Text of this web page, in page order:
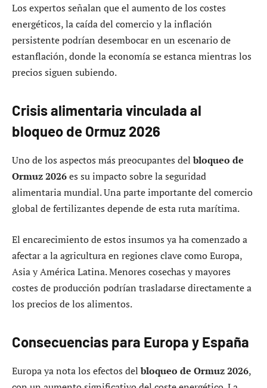
Los expertos señalan que el aumento de los costes
energéticos, la caída del comercio y la inflación
persistente podrían desembocar en un escenario de
estanflación, donde la economía se estanca mientras los
precios siguen subiendo.
Crisis alimentaria vinculada al
bloqueo de Ormuz 2026
Uno de los aspectos más preocupantes delbloqueo de
Ormuz 2026es su impacto sobre la seguridad
alimentaria mundial. Una parte importante del comercio
global de fertilizantes depende de esta ruta marítima.
El encarecimiento de estos insumos ya ha comenzado a
afectar a la agricultura en regiones clave como Europa,
Asia y América Latina. Menores cosechas y mayores
costes de producción podrían trasladarse directamente a
los precios de los alimentos.
Consecuencias para Europa y España
Europa ya nota los efectos delbloqueo de Ormuz 2026,